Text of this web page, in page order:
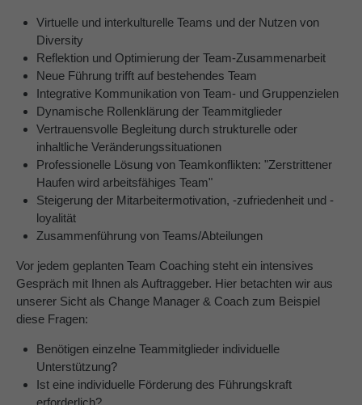
Virtuelle und interkulturelle Teams und der Nutzen von
Diversity
Reflektion und Optimierung der Team-Zusammenarbeit
Neue Führung trifft auf bestehendes Team
Integrative Kommunikation von Team- und Gruppenzielen
Dynamische Rollenklärung der Teammitglieder
Vertrauensvolle Begleitung durch strukturelle oder
inhaltliche Veränderungssituationen
Professionelle Lösung von Teamkonflikten: "Zerstrittener
Haufen wird arbeitsfähiges Team"
Steigerung der Mitarbeitermotivation, -zufriedenheit und -
loyalität
Zusammenführung von Teams/Abteilungen
Vor jedem geplanten Team Coaching steht ein intensives
Gespräch mit Ihnen als Auftraggeber. Hier betachten wir aus
unserer Sicht als Change Manager & Coach zum Beispiel
diese Fragen:
Benötigen einzelne Teammitglieder individuelle
Unterstützung?
Ist eine individuelle Förderung des Führungskraft
erforderlich?